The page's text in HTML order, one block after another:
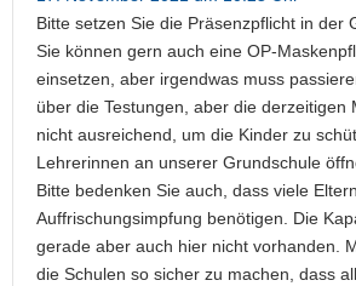
Bitte setzen Sie die Präsenzpflicht in der
Sie können gern auch eine OP-
einsetzen, aber irgendwas muss
über die Testungen, aber die derzeitigen
nicht ausreichend, um die Kinder zu
Lehrerinnen an unserer Grundschule
Bitte bedenken Sie auch, dass viele
Auffrischungsimpfung benötigen. Die
gerade aber auch hier nicht vorhanden.
die Schulen so sicher zu machen, dass